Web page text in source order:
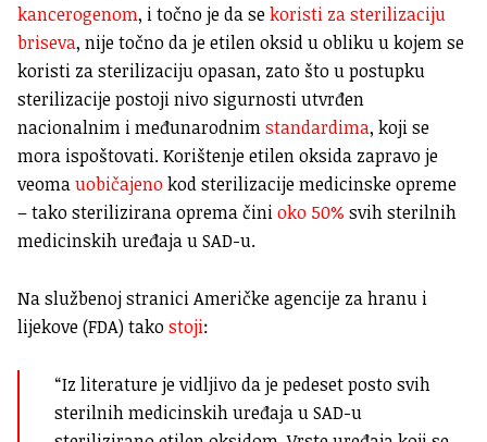
kancerogenom, i točno je da sekoristi za sterilizaciju
briseva, nije točno da je etilen oksid u obliku u kojem se
koristi za sterilizaciju opasan, zato što u postupku
sterilizacije postoji nivo sigurnosti utvrđen
nacionalnim i međunarodnimstandardima, koji se
mora ispoštovati. Korištenje etilen oksida zapravo je
veomauobičajenokod sterilizacije medicinske opreme
– tako sterilizirana oprema činioko 50% svih sterilnih
medicinskih uređaja u SAD-u.
Na službenoj stranici Američke agencije za hranu i
lijekove (FDA) takostoji:
“Iz literature je vidljivo da je pedeset posto svih
sterilnih medicinskih uređaja u SAD-u